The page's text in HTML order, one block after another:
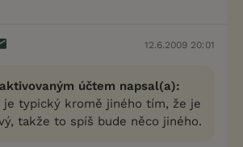
12.6.2009 20:01
účtem napsal(a):
je typický kromě jiného tím, že je
takže to spíš bude něco jiného.